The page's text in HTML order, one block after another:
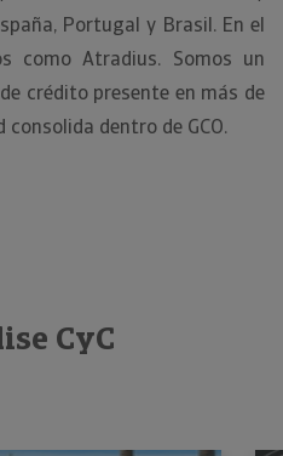
Portugal y Brasil. En el
como Atradius. Somos un
crédito presente en más de
dentro de GCO.
CyC